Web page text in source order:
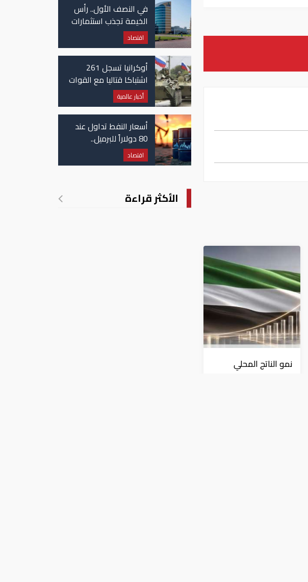
نمو الناتج المحلي
في النصف الأول.. رأس
الخيمة تجذب استثمارات
تتجاوز 771 مليون درهم
اقتصاد
أوكرانيا تسجل 261
اشتباكا قتاليا مع القوات
الروسية
أخبار عالمية
أسعار النفط تداول عند
80 دولاراً للبرميل..
وتراجع الأسهم
الأمريكية
اقتصاد
الأكثر قراءة